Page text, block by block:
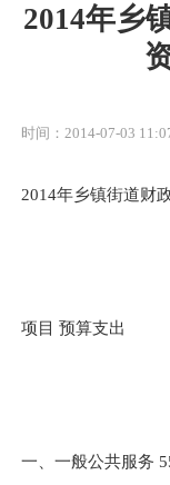
2014年乡
时间：2014-07-03
2014年乡镇街道财
单位
项目 预算支出
一、一般公共服务